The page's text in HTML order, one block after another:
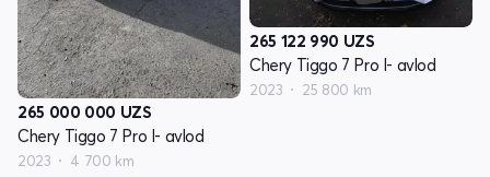
265 000 000 UZS
Chery Tiggo 7 Pro I- avlod
2023 4 700 km
265 122 990 UZS
Chery Tiggo 7 Pro I- avlod
2023 25 800 km